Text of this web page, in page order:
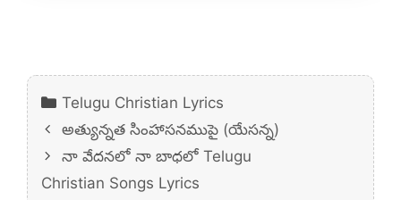
Categories
Telugu Christian Lyrics
అత్యున్నత సింహాసనముపై (యేసన్న)
నా వేదనలో నా బాధలో Telugu
Christian Songs Lyrics